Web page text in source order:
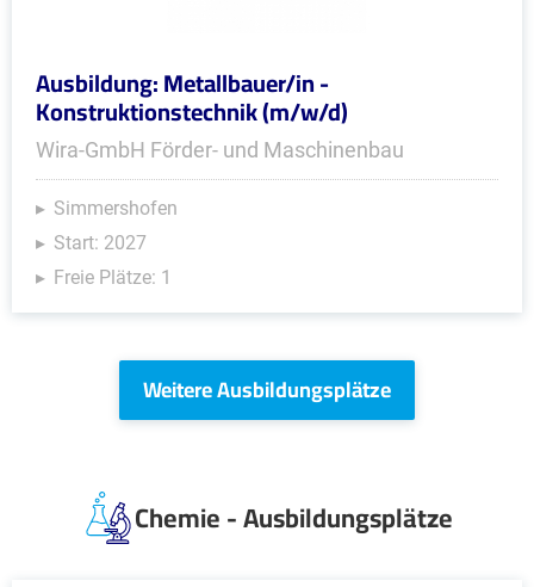
Ausbildung: Metallbauer/in -
Konstruktionstechnik (m/w/d)
Wira-GmbH Förder- und Maschinenbau
Simmershofen
Start: 2027
Freie Plätze: 1
Weitere Ausbildungsplätze
Chemie - Ausbildungsplätze